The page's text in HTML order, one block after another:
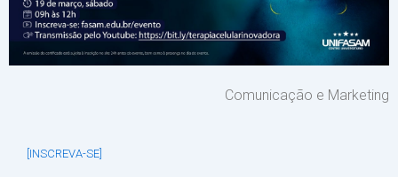
Comunicação e Marketing
[INSCREVA-SE]